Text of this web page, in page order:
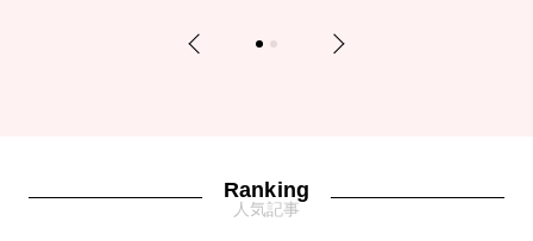
Previous 1 2 Next
Ranking
人気記事